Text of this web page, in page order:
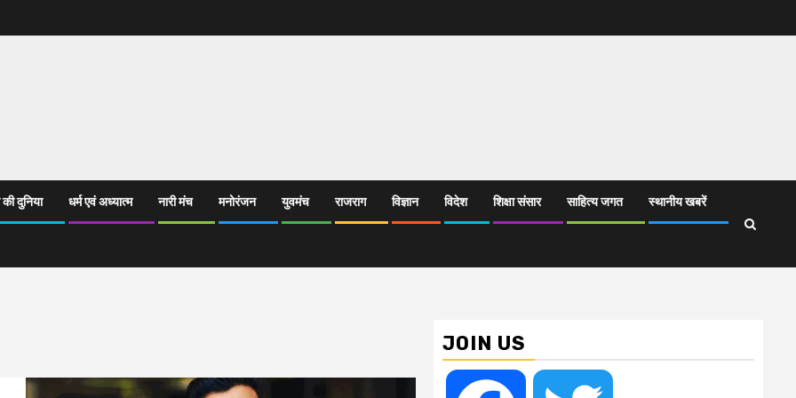
दुनिया धर्म एवं अध्यात्म नारी मंच मनोरंजन युवमंच राजराग विज्ञान विदेश शिक्षा संसार साहित्य जगत स्थानीय खबरें
JOIN US